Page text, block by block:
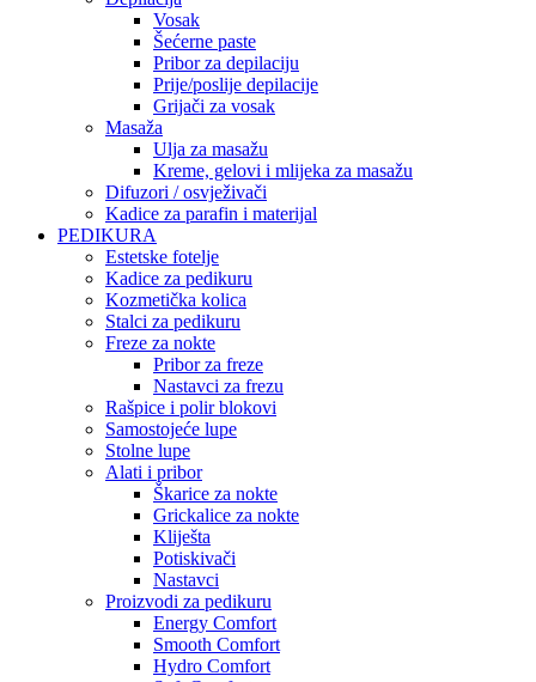
Vosak
Šećerne paste
Pribor za depilaciju
Prije/poslije depilacije
Grijači za vosak
Masaža
Ulja za masažu
Kreme, gelovi i mlijeka za masažu
Difuzori / osvježivači
Kadice za parafin i materijal
PEDIKURA
Estetske fotelje
Kadice za pedikuru
Kozmetička kolica
Stalci za pedikuru
Freze za nokte
Pribor za freze
Nastavci za frezu
Rašpice i polir blokovi
Samostojeće lupe
Stolne lupe
Alati i pribor
Škarice za nokte
Grickalice za nokte
Kliješta
Potiskivači
Nastavci
Proizvodi za pedikuru
Energy Comfort
Smooth Comfort
Hydro Comfort